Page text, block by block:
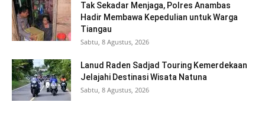
Tak Sekadar Menjaga, Polres Anambas
Hadir Membawa Kepedulian untuk Warga
Tiangau
Sabtu, 8 Agustus, 2026
Lanud Raden Sadjad Touring Kemerdekaan
Jelajahi Destinasi Wisata Natuna
Sabtu, 8 Agustus, 2026